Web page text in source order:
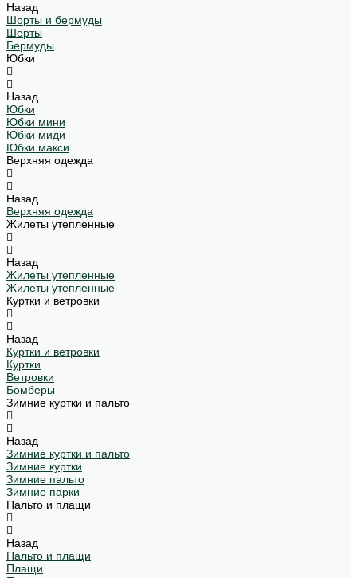
Назад
Шорты и бермуды
Шорты
Бермуды
Юбки
Назад
Юбки
Юбки мини
Юбки миди
Юбки макси
Верхняя одежда
Назад
Верхняя одежда
Жилеты утепленные
Назад
Жилеты утепленные
Жилеты утепленные
Куртки и ветровки
Назад
Куртки и ветровки
Куртки
Ветровки
Бомберы
Зимние куртки и пальто
Назад
Зимние куртки и пальто
Зимние куртки
Зимние пальто
Зимние парки
Пальто и плащи
Назад
Пальто и плащи
Плащи